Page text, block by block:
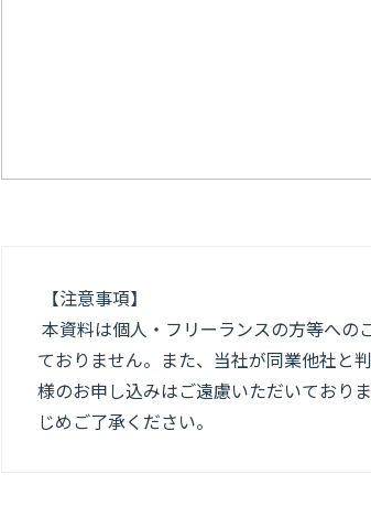
【注意事項】
本資料は個人・フリーランスの方等への
ておりません。また、当社が同業他社と
様のお申し込みはご遠慮いただいており
じめご了承ください。